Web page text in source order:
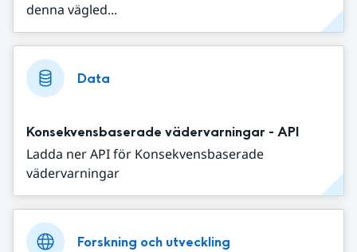
denna vägled...
Data
Konsekvensbaserade vädervarningar - API
Ladda ner API för Konsekvensbaserade
vädervarningar
Forskning och utveckling